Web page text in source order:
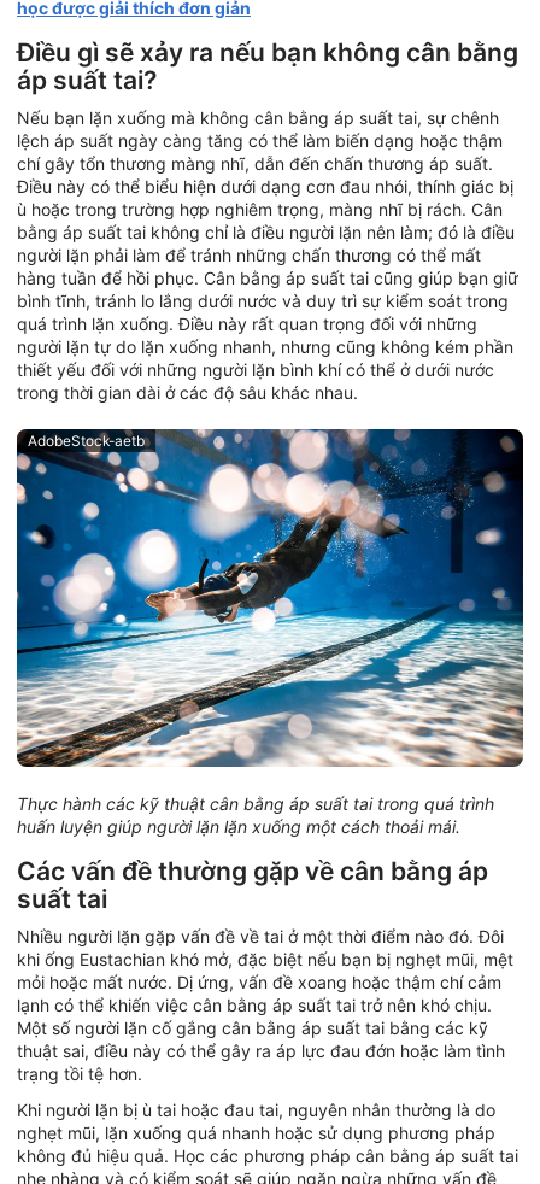
học được giải thích đơn giản
Điều gì sẽ xảy ra nếu bạn không cân bằng
áp suất tai?
Nếu bạn lặn xuống mà không cân bằng áp suất tai, sự chênh
lệch áp suất ngày càng tăng có thể làm biến dạng hoặc thậm
chí gây tổn thương màng nhĩ, dẫn đến chấn thương áp suất.
Điều này có thể biểu hiện dưới dạng cơn đau nhói, thính giác bị
ù hoặc trong trường hợp nghiêm trọng, màng nhĩ bị rách. Cân
bằng áp suất tai không chỉ là điều người lặn nên làm; đó là điều
người lặn phải làm để tránh những chấn thương có thể mất
hàng tuần để hồi phục. Cân bằng áp suất tai cũng giúp bạn giữ
bình tĩnh, tránh lo lắng dưới nước và duy trì sự kiểm soát trong
quá trình lặn xuống. Điều này rất quan trọng đối với những
người lặn tự do lặn xuống nhanh, nhưng cũng không kém phần
thiết yếu đối với những người lặn bình khí có thể ở dưới nước
trong thời gian dài ở các độ sâu khác nhau.
AdobeStock-aetb
Thực hành các kỹ thuật cân bằng áp suất tai trong quá trình
huấn luyện giúp người lặn lặn xuống một cách thoải mái.
Các vấn đề thường gặp về cân bằng áp
suất tai
Nhiều người lặn gặp vấn đề về tai ở một thời điểm nào đó. Đôi
khi ống Eustachian khó mở, đặc biệt nếu bạn bị nghẹt mũi, mệt
mỏi hoặc mất nước. Dị ứng, vấn đề xoang hoặc thậm chí cảm
lạnh có thể khiến việc cân bằng áp suất tai trở nên khó chịu.
Một số người lặn cố gắng cân bằng áp suất tai bằng các kỹ
thuật sai, điều này có thể gây ra áp lực đau đớn hoặc làm tình
trạng tồi tệ hơn.
Khi người lặn bị ù tai hoặc đau tai, nguyên nhân thường là do
nghẹt mũi, lặn xuống quá nhanh hoặc sử dụng phương pháp
không đủ hiệu quả. Học các phương pháp cân bằng áp suất tai
nhẹ nhàng và có kiểm soát sẽ giúp ngăn ngừa những vấn đề